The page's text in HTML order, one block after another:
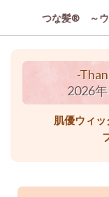
つな髪® ～ウ
-
2026
肌優ウィ